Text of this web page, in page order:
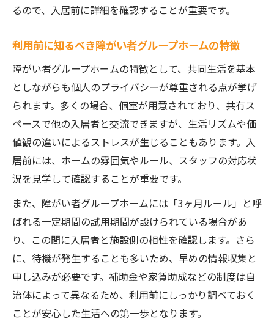
メリット例
ルへの備え方
障がい者グループホームでのプライバシー
確保の工夫
障がい者グループホーム利用時のストレス
対策方法
障がい者グループホームの退去リスクと回
避策を考える
補助金制度を徹底解説し経済負担を軽くする方
法
障がい者グループホームの補助金制度の種
類と特徴
障がい者グループホーム利用時の家賃助成
内容を解説
障がい者グループホーム補助金の申請手続
きと注意点
るので、入居前に詳細を確認することが重要です。
利用前に知るべき障がい者グループホームの特徴
障がい者グループホームの特徴として、共同生活を基本
としながらも個人のプライバシーが尊重される点が挙げ
られます。多くの場合、個室が用意されており、共有ス
ペースで他の入居者と交流できますが、生活リズムや価
値観の違いによるストレスが生じることもあります。入
居前には、ホームの雰囲気やルール、スタッフの対応状
況を見学して確認することが重要です。
また、障がい者グループホームには「3ヶ月ルール」と呼
ばれる一定期間の試用期間が設けられている場合があ
り、この間に入居者と施設側の相性を確認します。さら
に、待機が発生することも多いため、早めの情報収集と
申し込みが必要です。補助金や家賃助成などの制度は自
治体によって異なるため、利用前にしっかり調べておく
ことが安心した生活への第一歩となります。